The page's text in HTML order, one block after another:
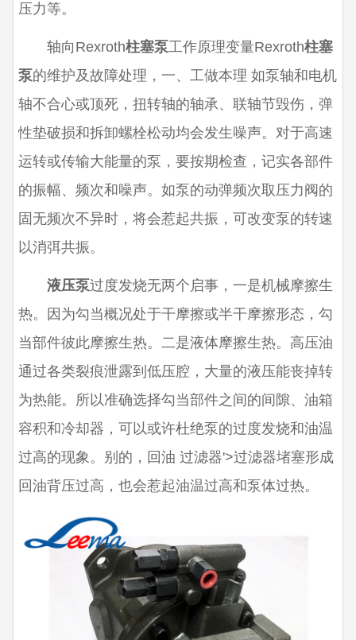
压力等。
轴向Rexroth柱塞泵工作原理变量Rexroth柱塞
泵的维护及故障处理，一、工做本理 如泵轴和电机
轴不合心或顶死，扭转轴的轴承、联轴节毁伤，弹
性垫破损和拆卸螺栓松动均会发生噪声。对于高速
运转或传输大能量的泵，要按期检查，记实各部件
的振幅、频次和噪声。如泵的动弹频次取压力阀的
固无频次不异时，将会惹起共振，可改变泵的转速
以消弭共振。
液压泵过度发烧无两个启事，一是机械摩擦生
热。因为勾当概况处于干摩擦或半干摩擦形态，勾
当部件彼此摩擦生热。二是液体摩擦生热。高压油
通过各类裂痕泄露到低压腔，大量的液压能丧掉转
为热能。所以准确选择勾当部件之间的间隙、油箱
容积和冷却器，可以或许杜绝泵的过度发烧和油温
过高的现象。别的，回油 过滤器'>过滤器堵塞形成
回油背压过高，也会惹起油温过高和泵体过热。